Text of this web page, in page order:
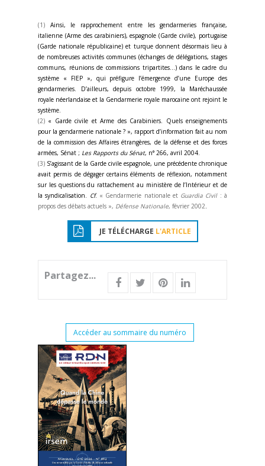
(1) Ainsi, le rapprochement entre les gendarmeries française,
italienne (Arme des carabiniers), espagnole (Garde civile), portugaise
(Garde nationale républicaine) et turque donnent désormais lieu à
de nombreuses activités communes (échanges de délégations, stages
communs, réunions de commissions tripartites...) dans le cadre du
système « FIEP », qui préfigure l’émergence d’une Europe des
gendarmeries. D’ailleurs, depuis octobre 1999, la Maréchaussée
royale néerlandaise et la Gendarmerie royale marocaine ont rejoint le
système.
(2) « Garde civile et Arme des Carabiniers. Quels enseignements
pour la gendarmerie nationale ? », rapport d’information fait au nom
de la commission des Affaires étrangères, de la défense et des forces
armées, Sénat ; Les Rapports du Sénat, n° 266, avril 2004.
(3) S’agissant de la Garde civile espagnole, une précédente chronique
avait permis de dégager certains éléments de réflexion, notamment
sur les questions du rattachement au ministère de l’Intérieur et de
la syndicalisation. Cf. « Gendarmerie nationale et Guardia Civil: à
propos des débats actuels », Défense Nationale, février 2002.
JE TÉLÉCHARGE L'ARTICLE
Partagez...
Accéder au sommaire du numéro